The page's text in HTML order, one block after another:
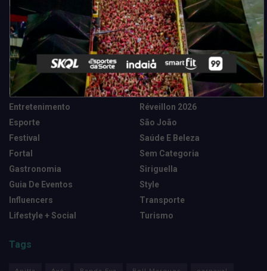
Categorias
Camarote Vip Junino
Cidade
Destaques
Entretenimento
Esporte
Festival
Fortal
Gastronomia
Guia De Eventos
Influencers
Lifestyle + Social
Marketing E Negócios
Música
News Tech
Réveillon 2026
São João
Saúde E Beleza
Sem Categoria
Siriguella
Style
Transporte
Turismo
Tags